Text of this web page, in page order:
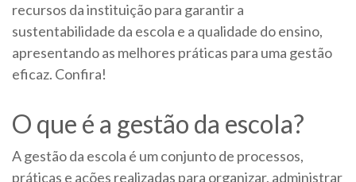
recursos da instituição para garantir a
sustentabilidade da escola e a qualidade do ensino,
apresentando as melhores práticas para uma gestão
eficaz. Confira!
O que é a gestão da escola?
A gestão da escola é um conjunto de processos,
práticas e ações realizadas para organizar, administrar